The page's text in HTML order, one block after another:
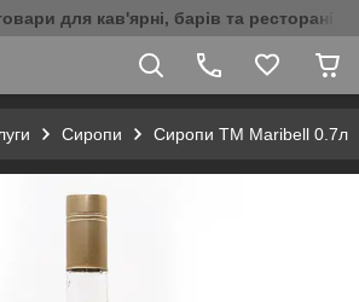
для кав'ярні, барів та ресторанів
Сиропи Сиропи ТМ Maribell 0.7л